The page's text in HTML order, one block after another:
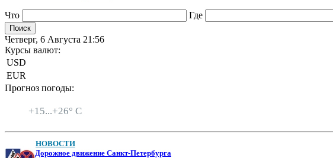
Что Где
Четверг, 6 Августа 21:56
Курсы валют:
USD
EUR
Прогноз погоды:
+15...+26° C
НОВОСТИ
Дорожное движение Санкт-Петербурга